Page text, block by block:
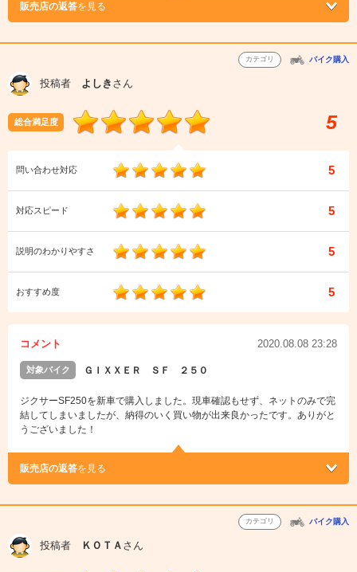
販売店の返答を見る
カテゴリ バイク購入
投稿者 よしき さん
総合満足度 5
問い合わせ対応 5
対応スピード 5
説明のわかりやすさ 5
おすすめ度 5
コメント 2020.08.08 23:28
対象バイク ＧＩＸＸＥＲ ＳＦ ２５０
ジクサーSF250を新車で購入しました。現車確認もせず、ネットのみで完
結してしまいましたが、納得のいく買い物が出来良かったです。ありがと
うございました！
販売店の返答を見る
カテゴリ バイク購入
投稿者 ＫＯＴＡ さん